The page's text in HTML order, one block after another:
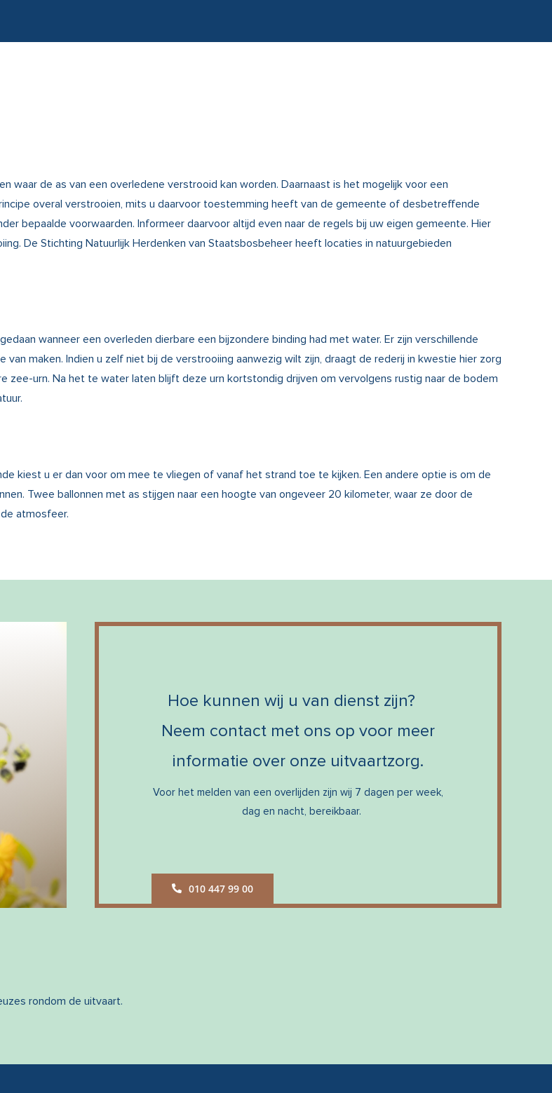
de as van een overledene verstrooid kan worden. Daarnaast is het mogelijk voor een
overal verstrooien, mits u daarvoor toestemming heeft van de gemeente of desbetreffende
bepaalde voorwaarden. Informeer daarvoor altijd even naar de regels bij uw eigen gemeente. Hier
De Stichting Natuurlijk Herdenken van Staatsbosbeheer heeft locaties in natuurgebieden
wanneer een overleden dierbare een bijzondere binding had met water. Er zijn verschillende
maken. Indien u zelf niet bij de verstrooiing aanwezig wilt zijn, draagt de rederij in kwestie hier zorg
zee-urn. Na het te water laten blijft deze urn kortstondig drijven om vervolgens rustig naar de bodem
kiest u er dan voor om mee te vliegen of vanaf het strand toe te kijken. Een andere optie is om de
Twee ballonnen met as stijgen naar een hoogte van ongeveer 20 kilometer, waar ze door de
atmosfeer.
Hoe kunnen wij u van dienst zijn?
Neem contact met ons op voor meer
informatie over onze uitvaartzorg.
Voor het melden van een overlijden zijn wij 7 dagen per week,
dag en nacht, bereikbaar.
010 447 99 00
rondom de uitvaart.